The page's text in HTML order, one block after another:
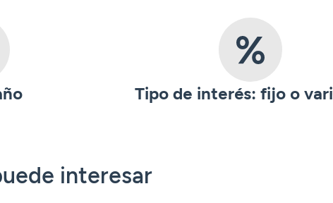
Tipo de interés: fijo o
interesar